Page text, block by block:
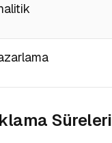
Süreleri